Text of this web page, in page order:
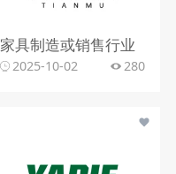
家具制造或销售行业
2025-10-02 280